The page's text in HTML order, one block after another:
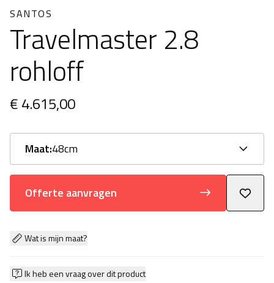
SANTOS
Travelmaster 2.8
rohloff
€ 4.615,00
Maat:48cm
Offerte aanvragen
Wat is mijn maat?
Ik heb een vraag over dit product